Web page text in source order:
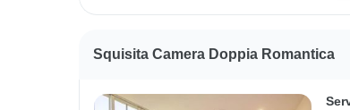
Squisita Camera Doppia Romantica